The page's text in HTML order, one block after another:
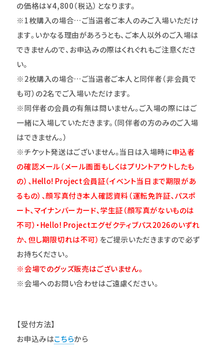
の価格は￥4,800（税込）となります。
※1枚購入の場合…ご当選者ご本人のみご入場いただけ
ます｡いかなる理由があろうとも､ご本人以外のご入場は
できませんので､お申込みの際はくれぐれもご注意くださ
い｡
※2枚購入の場合…ご当選者ご本人と同伴者（非会員で
も可）の2名でご入場いただけます。
※同伴者の会員の有無は問いません。ご入場の際にはご
一緒に入場していただきます。（同伴者の方のみのご入場
はできません。）
※チケット発送はございません。当日は入場時に申込者
の確認メール（メール画面もしくはプリントアウトしたも
の）、Hello! Project会員証（イベント当日まで期限があ
るもの）、顔写真付き本人確認資料（運転免許証、パスポ
ート、マイナンバーカード、学生証（顔写真がないものは
不可）・Hello! Projectエグゼクティブパス2026のいずれ
か、但し期限切れは不可） をご提示いただきますので必ず
お持ちください。
※会場でのグッズ販売はございません。
※会場へのお問い合わせはご遠慮ください。
【受付方法】
お申込みはこちらから